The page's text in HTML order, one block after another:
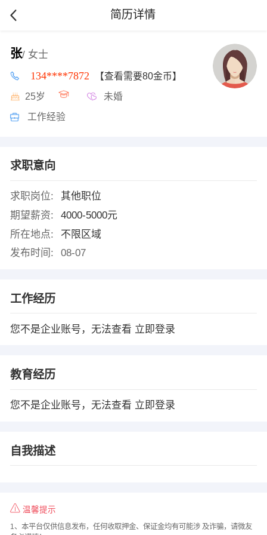
简历详情
张/ 女士
134****7872 【查看需要80金币】
25岁 未婚
工作经验
求职意向
求职岗位:
其他职位
期望薪资:
4000-5000元
所在地点:
不限区域
发布时间:
08-07
工作经历
您不是企业账号，无法查看 立即登录
教育经历
您不是企业账号，无法查看 立即登录
自我描述
温馨提示
1、本平台仅供信息发布，任何收取押金、保证金均有可能涉 及诈骗，请微友